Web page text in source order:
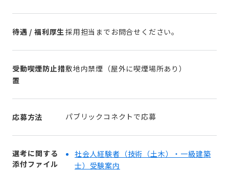
待遇 / 福利厚生 採用担当までお問合せください。
受動喫煙防止措
置
敷地内禁煙（屋外に喫煙場所あり）
応募方法 パブリックコネクトで応募
選考に関する
添付ファイル
社会人経験者（技術（土木）・一級建築
士）受験案内